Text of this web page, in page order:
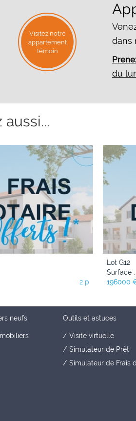
Visitez notre
appartement
témoin
dans
du
2 p
Lot G12
Surface :
196000
neufs Outils et astuces
Visite virtuelle
Simulateur de Prêt
Simulateur de Frais